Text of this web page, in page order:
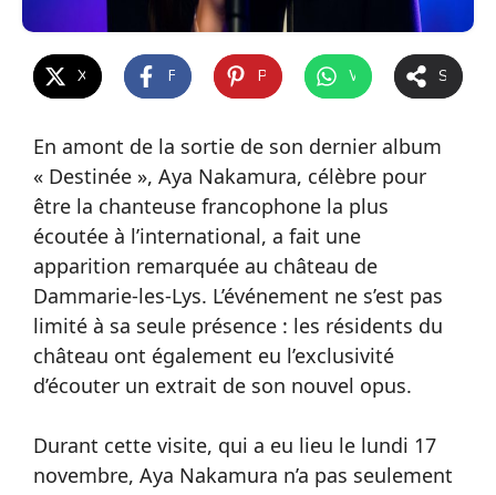
WhatsApp
En amont de la sortie de son dernier album
« Destinée », Aya Nakamura, célèbre pour
être la chanteuse francophone la plus
écoutée à l’international, a fait une
apparition remarquée au château de
Dammarie-les-Lys. L’événement ne s’est pas
limité à sa seule présence : les résidents du
château ont également eu l’exclusivité
d’écouter un extrait de son nouvel opus.
Durant cette visite, qui a eu lieu le lundi 17
novembre, Aya Nakamura n’a pas seulement